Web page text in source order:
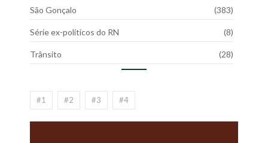
São Gonçalo (383)
Série ex-políticos do RN (8)
Trânsito (28)
#1 #2 #3 #4